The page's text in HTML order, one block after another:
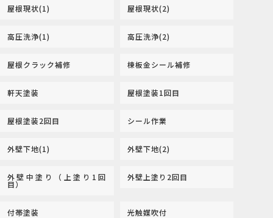
屋根現状(1) 屋根現状(2)
高圧洗浄(1) 高圧洗浄(2)
屋根クラック補修 棟板金シール補修
軒天塗装 屋根塗装1回目
屋根塗装2回目 シール作業
外壁下地(1) 外壁下地(2)
外壁中塗り（上塗り1回
目）
外壁上塗り2回目
付帯塗装 光触媒吹付